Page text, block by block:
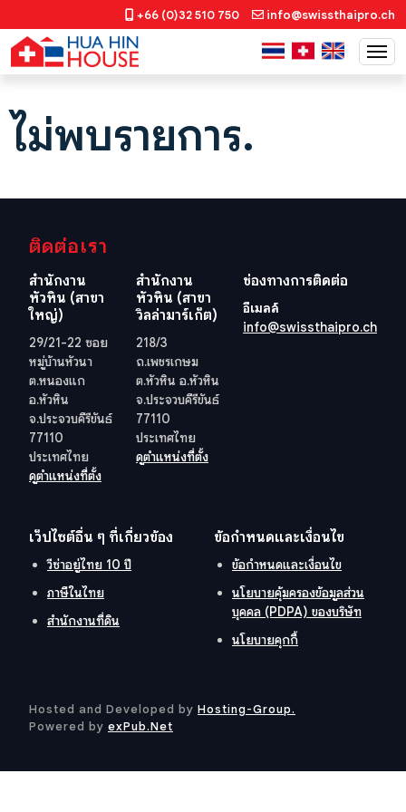
+66 (0)32 510 750 info@swissthaipro.ch
ไม่พบรายการ.
ติดต่อเรา
สำนักงาน
หัวหิน (สาขา
ใหญ่)
29/21-22 ซอย
หมู่บ้านหัวนา
ต.หนองแก
อ.หัวหิน
จ.ประจวบคีรีขันธ์
77110
ประเทศไทย
ดูตำแหน่งที่ตั้ง
สำนักงาน
หัวหิน (สาขา
วิลล่ามาร์เก็ต)
218/3
ถ.เพชรเกษม
ต.หัวหิน อ.หัวหิน
จ.ประจวบคีรีขันธ์
77110
ประเทศไทย
ดูตำแหน่งที่ตั้ง
ช่องทางการติดต่อ
อีเมลล์
info@swissthaipro.ch
เว็ปไซต์อื่น ๆ ที่เกี่ยวข้อง
วีซ่าอยู่ไทย 10 ปี
ภาษีในไทย
สำนักงานที่ดิน
ข้อกำหนดและเงื่อนไข
ข้อกำหนดและเงื่อนไข
นโยบายคุ้มครองข้อมูลส่วน
บุคคล (PDPA) ของบริษัท
นโยบายคุกกี้
Hosted and Developed by Hosting-Group.
Powered by exPub.Net